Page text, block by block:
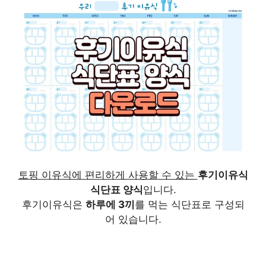
토핑 이유식에 편리하게 사용할 수 있는 후기이유식
식단표 양식입니다.
후기이유식은 하루에 3끼를 먹는 식단표로 구성되
어 있습니다.